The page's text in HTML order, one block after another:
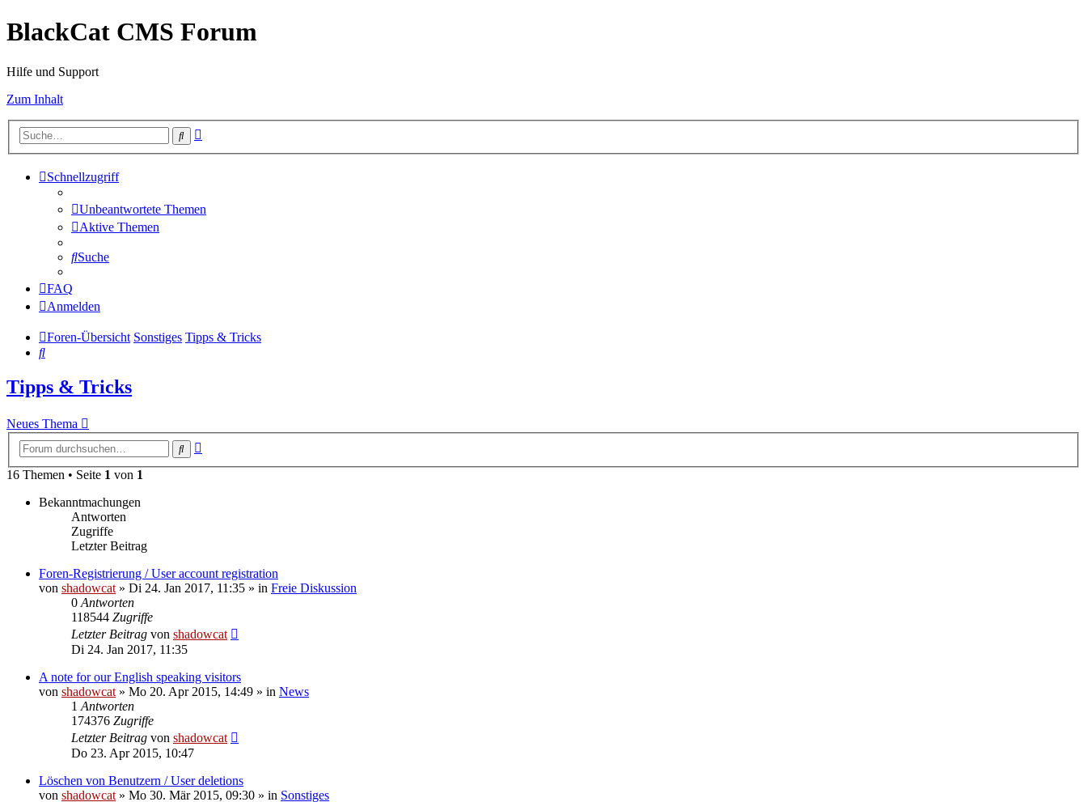
BlackCat CMS Forum
Hilfe und Support
Zum Inhalt
Suche
Schnellzugriff
Unbeantwortete Themen
Aktive Themen
Suche
FAQ
Anmelden
Foren-Übersicht Sonstiges Tipps & Tricks
Suche
Tipps & Tricks
Neues Thema
Suche
16 Themen • Seite 1 von 1
Bekanntmachungen
Antworten
Zugriffe
Letzter Beitrag
Foren-Registrierung / User account registration
von shadowcat » Di 24. Jan 2017, 11:35 » in Freie Diskussion
0 Antworten
118544 Zugriffe
Letzter Beitrag von shadowcat
Di 24. Jan 2017, 11:35
A note for our English speaking visitors
von shadowcat » Mo 20. Apr 2015, 14:49 » in News
1 Antworten
174376 Zugriffe
Letzter Beitrag von shadowcat
Do 23. Apr 2015, 10:47
Löschen von Benutzern / User deletions
von shadowcat » Mo 30. Mär 2015, 09:30 » in Sonstiges